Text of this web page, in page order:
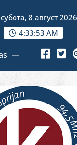
субота, 8 август 2026
4:33:54 AM